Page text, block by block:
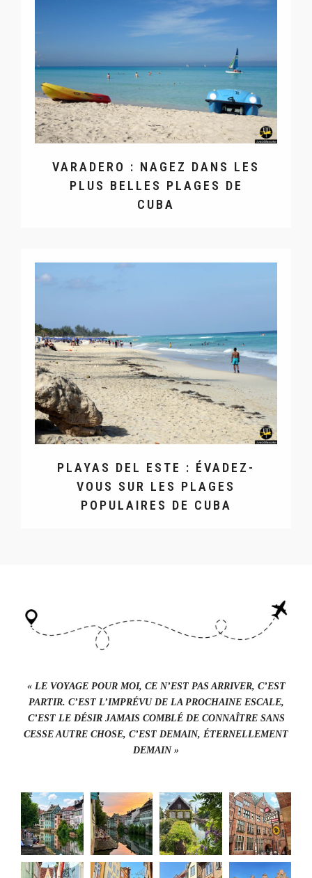
VARADERO : NAGEZ DANS LES
PLUS BELLES PLAGES DE
CUBA
PLAYAS DEL ESTE : ÉVADEZ-
VOUS SUR LES PLAGES
POPULAIRES DE CUBA
« LE VOYAGE POUR MOI, CE N’EST PAS ARRIVER, C’EST
PARTIR. C’EST L’IMPRÉVU DE LA PROCHAINE ESCALE,
C’EST LE DÉSIR JAMAIS COMBLÉ DE CONNAÎTRE SANS
CESSE AUTRE CHOSE, C’EST DEMAIN, ÉTERNELLEMENT
DEMAIN »